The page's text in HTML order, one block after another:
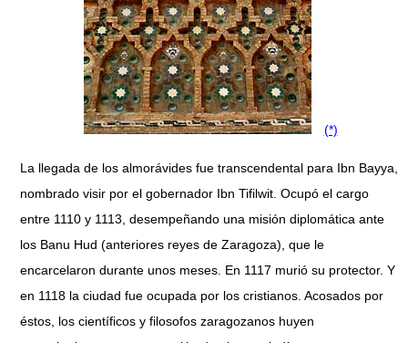
(*)
La llegada de los almorávides fue transcendental para Ibn Bayya,
nombrado visir por el gobernador Ibn Tifilwit. Ocupó el cargo
entre 1110 y 1113, desempeñando una misión diplomática ante
los Banu Hud (anteriores reyes de Zaragoza), que le
encarcelaron durante unos meses. En 1117 murió su protector. Y
en 1118 la ciudad fue ocupada por los cristianos. Acosados por
éstos, los científicos y filosofos zaragozanos huyen